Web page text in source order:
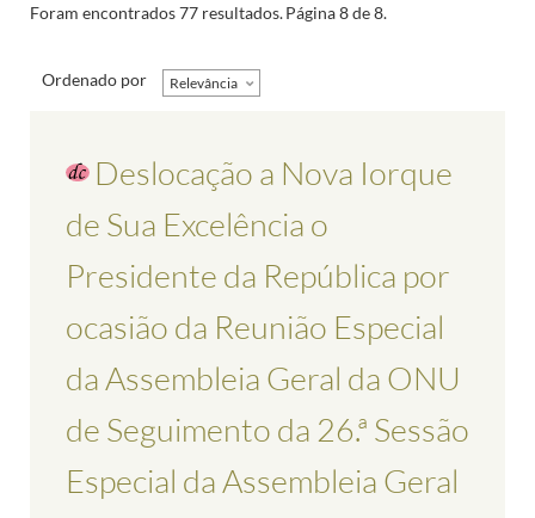
Foram encontrados 77 resultados.Página 8 de 8.
Ordenado por Relevância
Deslocação a Nova Iorque
de Sua Excelência o
Presidente da República por
ocasião da Reunião Especial
da Assembleia Geral da ONU
de Seguimento da 26.ª Sessão
Especial da Assembleia Geral